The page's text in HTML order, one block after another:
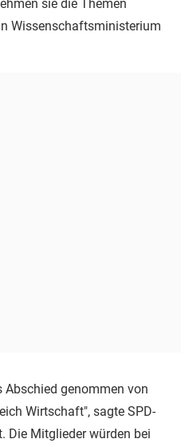
sie die Themen
Wissenschaftsministerium
Abschied genommen von
Wirtschaft", sagte SPD-
Die Mitglieder würden bei